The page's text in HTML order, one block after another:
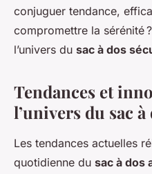
conjuguer tendance,
compromettre la sérénité
l’univers du sac à dos
Tendances et
l’univers du sac
Les tendances actuelles
quotidienne du sac à dos